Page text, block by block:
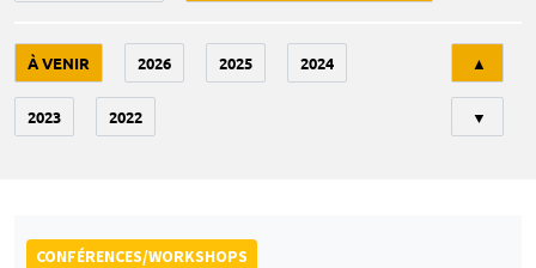
À VENIR 2026 2025 2024
2023 2022
▲
▼
CONFÉRENCES/WORKSHOPS